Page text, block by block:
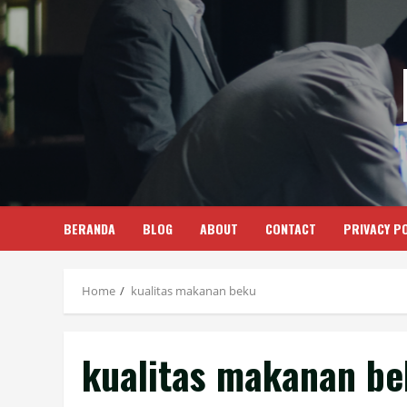
Skip
content
BERANDA BLOG ABOUT CONTACT PRIVACY
Home kualitas makanan beku
kualitas makanan